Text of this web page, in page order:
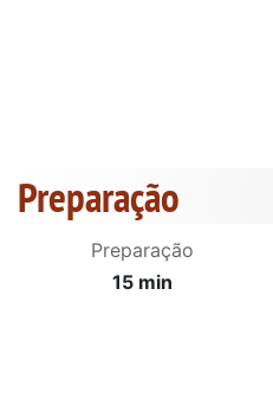
Preparação
Preparação
15 min